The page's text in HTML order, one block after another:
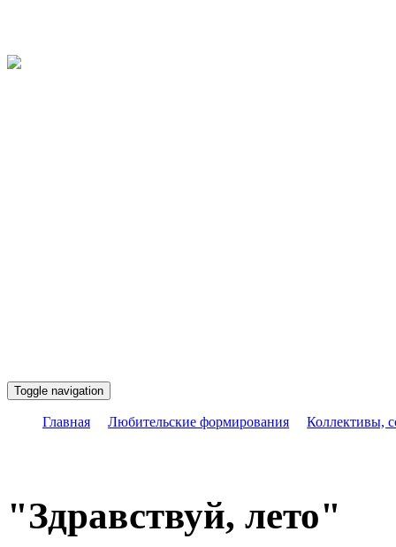
Toggle navigation
Главная Любительские формирования Коллективы,
"Здравствуй, лето"